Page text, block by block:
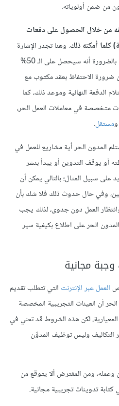
من ضمن أولوياته.
من خلال الحصول على دفعات
كلما أمكنه ذلك. وهنا تجدر الإشارة
إلى أنه حتى إيداع 50% لا يعني بالضرورة أنه سيحصل على الـ 50%
ضرورة الاحتفاظ بعقد مكتوب مع
الدفعة النهائية وموعد ذلك، كما
متخصصة في معاملات العمل الحر،
ومستقل.
المدون الحر أية مشاريع للعمل في
أو يوقف التدوين أو يبدأ بنشر
على سبيل المثال؛ بالتالي يمكن أن
وفي حال حدوث ذلك فلا شك بأن
العمل دون جدوى، لذلك يجب
الحر على اطلاع بكيفية سير
العمل عبر الإنترنت التي تتطلب تقديم
أن العينات التجريبية المخصصة
لكن هذه الشروط قد تعني في
التكاليف وليس توظيف المدوِّن
ومن المفترض ألا يتوقع من
تدوينات تجريبية مجانية.